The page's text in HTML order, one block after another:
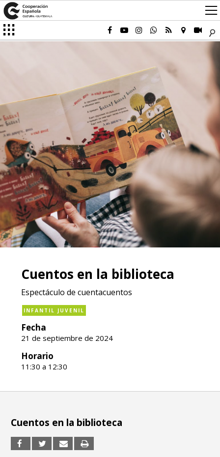
Cuentos en la biblioteca
Espectáculo de cuentacuentos
INFANTIL JUVENIL
Fecha
21 de septiembre de 2024
Horario
11:30 a 12:30
Cuentos en la biblioteca